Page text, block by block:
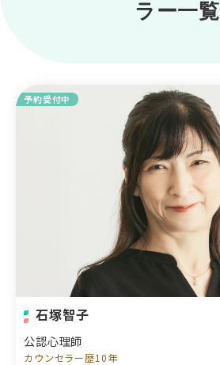
ラー一覧
予約受付中
石塚智子
公認心理師
カウンセラー歴10年